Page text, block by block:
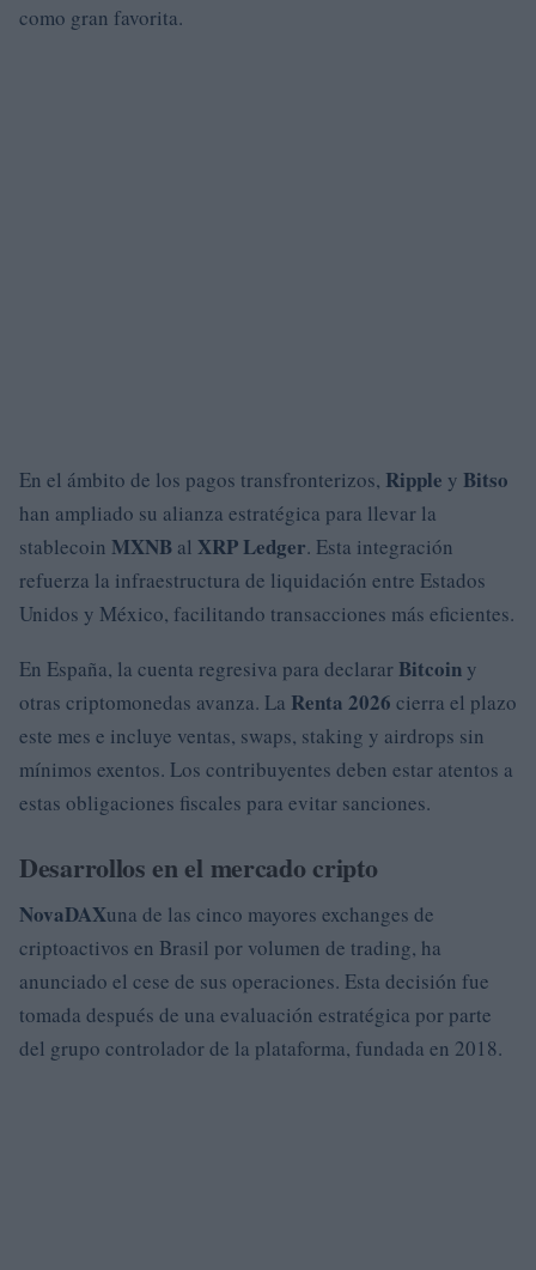
como gran favorita.
En el ámbito de los pagos transfronterizos, Ripple y Bitso
han ampliado su alianza estratégica para llevar la
stablecoin MXNB al XRP Ledger. Esta integración
refuerza la infraestructura de liquidación entre Estados
Unidos y México, facilitando transacciones más eficientes.
En España, la cuenta regresiva para declarar Bitcoin y
otras criptomonedas avanza. La Renta 2026 cierra el plazo
este mes e incluye ventas, swaps, staking y airdrops sin
mínimos exentos. Los contribuyentes deben estar atentos a
estas obligaciones fiscales para evitar sanciones.
Desarrollos en el mercado cripto
NovaDAXuna de las cinco mayores exchanges de
criptoactivos en Brasil por volumen de trading, ha
anunciado el cese de sus operaciones. Esta decisión fue
tomada después de una evaluación estratégica por parte
del grupo controlador de la plataforma, fundada en 2018.